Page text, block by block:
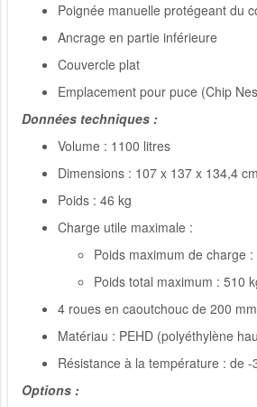
Poignée manuelle protégeant du
Ancrage en partie inférieure
Couvercle plat
Emplacement pour puce (Chip
Données techniques :
Volume : 1100 litres
Dimensions : 107 x 137 x 134,4 cm
Poids : 46 kg
Charge utile maximale :
Poids maximum de charge
Poids total maximum : 510
4 roues en caoutchouc de 200
Matériau : PEHD (polyéthylène
Résistance à la température : de -
Options :